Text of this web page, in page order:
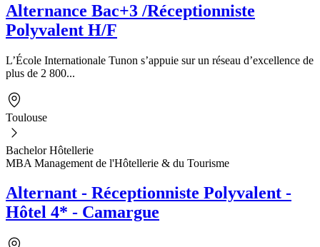
Alternance Bac+3 /Réceptionniste
Polyvalent H/F
L’École Internationale Tunon s’appuie sur un réseau d’excellence de
plus de 2 800...
Toulouse
Bachelor Hôtellerie
MBA Management de l'Hôtellerie & du Tourisme
Alternant - Réceptionniste Polyvalent -
Hôtel 4* - Camargue